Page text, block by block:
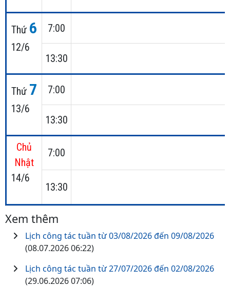
Thứ 6
12/6
7:00
13:30
Thứ 7
13/6
7:00
13:30
Chủ
Nhật
14/6
7:00
13:30
Xem thêm
Lịch công tác tuần từ 03/08/2026 đến 09/08/2026
(08.07.2026 06:22)
Lịch công tác tuần từ 27/07/2026 đến 02/08/2026
(29.06.2026 07:06)